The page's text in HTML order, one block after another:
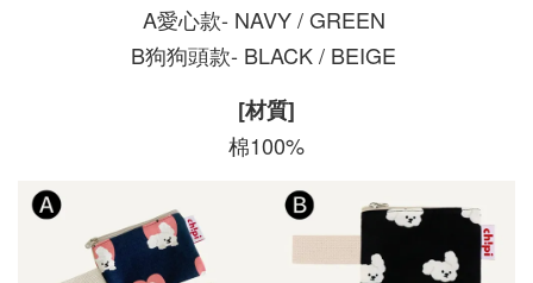
A愛心款- NAVY/ GREEN
B狗狗頭款- BLACK / BEIGE
[材質]
棉100%